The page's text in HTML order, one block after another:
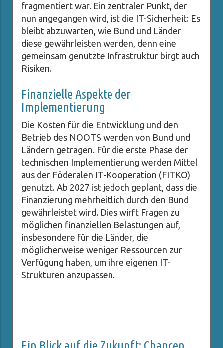
fragmentiert war. Ein zentraler Punkt, der
nun angegangen wird, ist die IT-Sicherheit: Es
bleibt abzuwarten, wie Bund und Länder
diese gewährleisten werden, denn eine
gemeinsam genutzte Infrastruktur birgt auch
Risiken.
Finanzielle Aspekte der
Implementierung
Die Kosten für die Entwicklung und den
Betrieb des NOOTS werden von Bund und
Ländern getragen. Für die erste Phase der
technischen Implementierung werden Mittel
aus der Föderalen IT-Kooperation (FITKO)
genutzt. Ab 2027 ist jedoch geplant, dass die
Finanzierung mehrheitlich durch den Bund
gewährleistet wird. Dies wirft Fragen zu
möglichen finanziellen Belastungen auf,
insbesondere für die Länder, die
möglicherweise weniger Ressourcen zur
Verfügung haben, um ihre eigenen IT-
Strukturen anzupassen.